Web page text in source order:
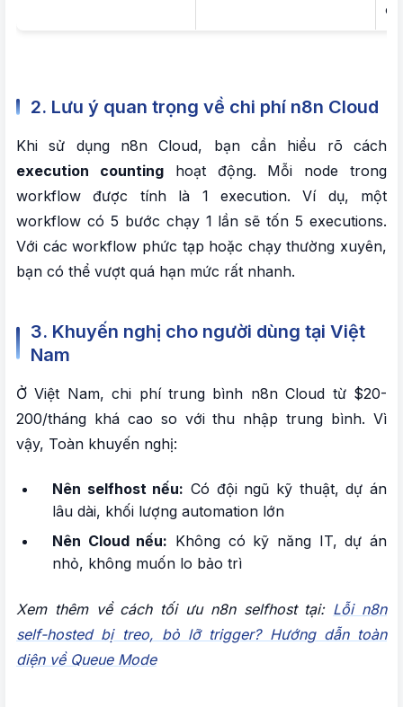
2. Lưu ý quan trọng về chi phí n8n Cloud
Khi sử dụng n8n Cloud, bạn cần hiểu rõ cách
execution countinghoạt động. Mỗi node trong
workflow được tính là 1 execution. Ví dụ, một
workflow có 5 bước chạy 1 lần sẽ tốn 5 executions.
Với các workflow phức tạp hoặc chạy thường xuyên,
bạn có thể vượt quá hạn mức rất nhanh.
3. Khuyến nghị cho người dùng tại Việt
Nam
Ở Việt Nam, chi phí trung bình n8n Cloud từ $20-
200/tháng khá cao so với thu nhập trung bình. Vì
vậy, Toàn khuyến nghị:
Nên selfhost nếu: Có đội ngũ kỹ thuật, dự án
lâu dài, khối lượng automation lớn
Nên Cloud nếu: Không có kỹ năng IT, dự án
nhỏ, không muốn lo bảo trì
Xem thêm về cách tối ưu n8n selfhost tại: Lỗi n8n
self-hosted bị treo, bỏ lỡ trigger? Hướng dẫn toàn
diện về Queue Mode